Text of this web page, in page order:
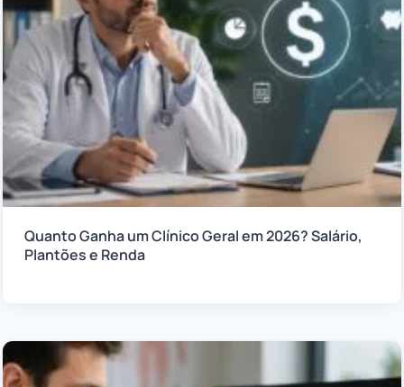
Quanto Ganha um Clínico Geral em 2026? Salário,
Plantões e Renda